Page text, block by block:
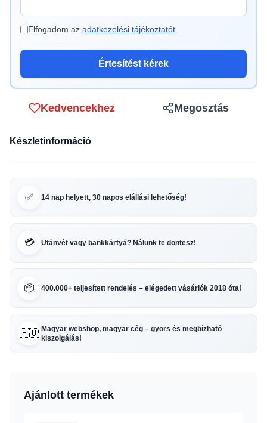
Elfogadom az adatkezelési tájékoztatót
Értesítést kérek
Kedvencekhez Megosztás
Készletinformáció
✅ 14 nap helyett, 30 napos elállási lehetőség!
💳 Utánvét vagy bankkártyá? Nálunk te döntesz!
📦 400.000+ teljesített rendelés – elégedett vásárlók 2018 óta!
🇭🇺 Magyar webshop, magyar cég – gyors és megbízható
kiszolgálás!
Ajánlott termékek